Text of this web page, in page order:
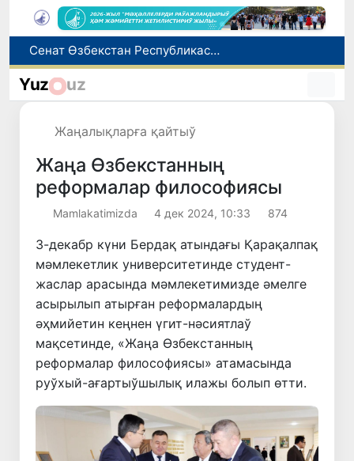
Өзбекстан жас аўыр атлетикашылары Азия чемпионатында биринши медальды қолға киргизди
8-август күни ушын ҳаўа райы мағлыўматы
Yuz uz
Жаңалықларға қайтыў
Жаңа Өзбекстанның
реформалар философиясы
Mamlakatimizda 4 дек 2024, 10:33 874
3-декабр күни Бердақ атындағы Қарақалпақ
мәмлекетлик университетинде студент-
жаслар арасында мәмлекетимизде әмелге
асырылып атырған реформалардың
әҳмийетин кеңнен үгит-нәсиятлаў
мақсетинде, «Жаңа Өзбекстанның
реформалар философиясы» атамасында
руўхый-ағартыўшылық илажы болып өтти.